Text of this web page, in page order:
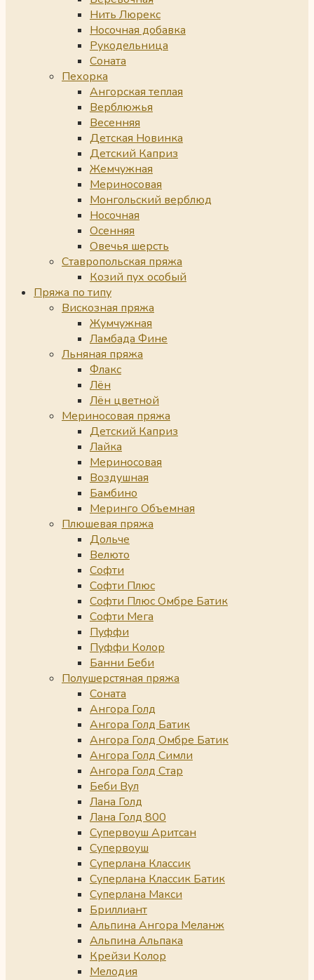
Нить Люрекс
Носочная добавка
Рукодельница
Соната
Пехорка
Ангорская теплая
Верблюжья
Весенняя
Детская Новинка
Детский Каприз
Жемчужная
Мериносовая
Монгольский верблюд
Носочная
Осенняя
Овечья шерсть
Ставропольская пряжа
Козий пух особый
Пряжа по типу
Вискозная пряжа
Жумчужная
Ламбада Фине
Льняная пряжа
Флакс
Лён
Лён цветной
Мериносовая пряжа
Детский Каприз
Лайка
Мериносовая
Воздушная
Бамбино
Меринго Объемная
Плюшевая пряжа
Дольче
Велюто
Софти
Софти Плюс
Софти Плюс Омбре Батик
Софти Мега
Пуффи
Пуффи Колор
Банни Беби
Полушерстяная пряжа
Соната
Ангора Голд
Ангора Голд Батик
Ангора Голд Омбре Батик
Ангора Голд Симли
Ангора Голд Стар
Беби Вул
Лана Голд
Лана Голд 800
Супервоуш Аритсан
Супервоуш
Суперлана Классик
Суперлана Классик Батик
Суперлана Макси
Бриллиант
Альпина Ангора Меланж
Альпина Альпака
Крейзи Колор
Мелодия